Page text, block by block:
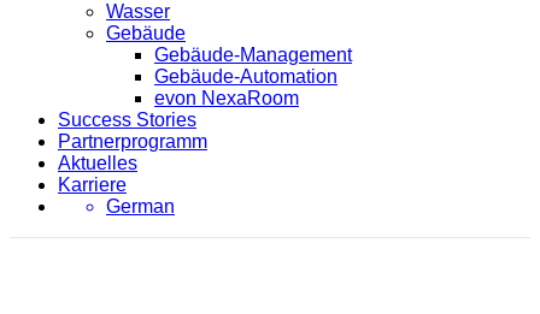
Wasser
Gebäude
Gebäude-Management
Gebäude-Automation
evon NexaRoom
Success Stories
Partnerprogramm
Aktuelles
Karriere
German